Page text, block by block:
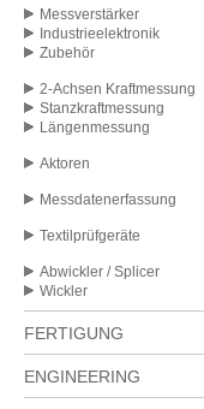
Messverstärker
Industrieelektronik
Zubehör
2-Achsen Kraftmessung
Stanzkraftmessung
Längenmessung
Aktoren
Messdatenerfassung
Textilprüfgeräte
Abwickler / Splicer
Wickler
FERTIGUNG
ENGINEERING